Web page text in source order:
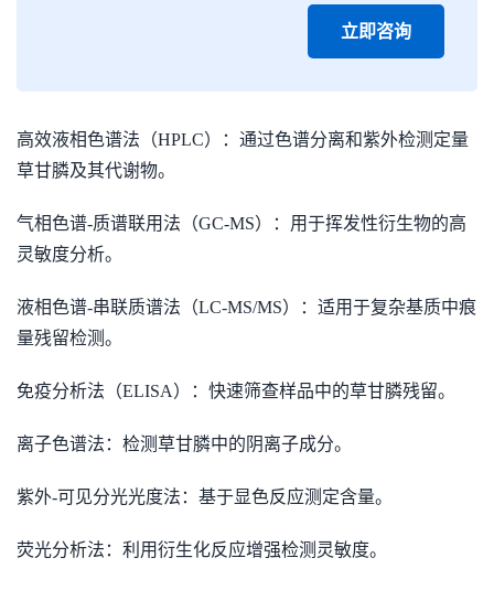
立即咨询
高效液相色谱法（HPLC）：通过色谱分离和紫外检测定量
草甘膦及其代谢物。
气相色谱-质谱联用法（GC-MS）：用于挥发性衍生物的高
灵敏度分析。
液相色谱-串联质谱法（LC-MS/MS）：适用于复杂基质中痕
量残留检测。
免疫分析法（ELISA）：快速筛查样品中的草甘膦残留。
离子色谱法：检测草甘膦中的阴离子成分。
紫外-可见分光光度法：基于显色反应测定含量。
荧光分析法：利用衍生化反应增强检测灵敏度。